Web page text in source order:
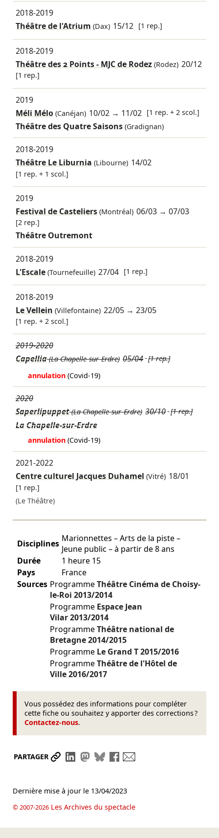
2018-2019
Théâtre de l'Atrium (Dax) 15/12 [1 rep.]
2018-2019
Théâtre des 2 Points - MJC de Rodez(Rodez) 20/12
[1 rep.]
2019
Méli Mélo(Canéjan) 10/02 → 11/02 [1 rep. + 2 scol.]
Théâtre des Quatre Saisons (Gradignan)
2018-2019
Théâtre Le Liburnia (Libourne) 14/02
[1 rep. + 1 scol.]
2019
Festival de Casteliers(Montréal) 06/03 →07/03
[2 rep.]
Théâtre Outremont
2018-2019
L'Escale(Tournefeuille) 27/04 [1 rep.]
2018-2019
Le Vellein (Villefontaine) 22/05 →23/05
[1 rep. + 2 scol.]
2019-2020
Capellia(La Chapelle-sur-Erdre) 05/04 [1 rep.]
annulation (Covid-19)
2020
Saperlipuppet(La Chapelle-sur-Erdre) 30/10 [1 rep.]
La Chapelle-sur-Erdre
annulation (Covid-19)
2021-2022
Centre culturel Jacques Duhamel (Vitré) 18/01
[1 rep.]
(Le Théâtre)
Disciplines Marionnettes – Arts de la piste –
Jeune public – à partir de 8 ans
Durée
1 heure 15
Pays
France
Sources ProgrammeThéâtre Cinéma de Choisy-
le-Roi 2013/2014
Programme Espace Jean
Vilar2013/2014
ProgrammeThéâtre national de
Bretagne2014/2015
Programme Le Grand T2015/2016
ProgrammeThéâtre de l'Hôtel de
Ville2016/2017
Vous possédez des informations pour compléter
cette fiche ou souhaitez y apporter des corrections ?
Contactez-nous.
PARTAGER Partager le lien
Partager sur LinkedIn
Partager sur Mastodon
Partager sur Bluesky
Partager sur Facebook
Dernière mise à jour le 13/04/2023
© 2007-2026Les Archives du spectacle